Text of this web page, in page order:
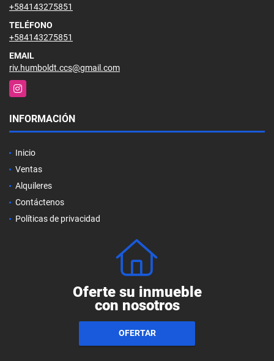
+584143275851
TELÉFONO
+584143275851
EMAIL
riv.humboldt.ccs@gmail.com
Instagram
INFORMACIÓN
Inicio
Ventas
Alquileres
Contáctenos
Políticas de privacidad
Oferte su inmueble
con nosotros
OFERTAR